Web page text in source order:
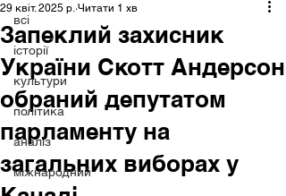
всі
історії
культури
політика
аналіз
міжнародний
Запеклий захисник
України Скотт Андерсон
обраний депутатом
парламенту на
загальних виборах у
29 квіт. 2025 р. Читати 1 хв